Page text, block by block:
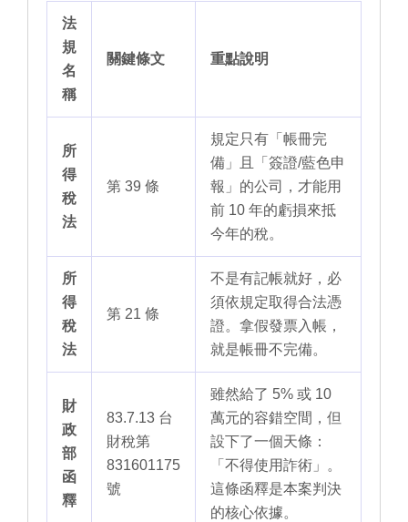
法
規
名
稱
關鍵條文 重點說明
所
得
稅
法
第 39 條
規定只有「帳冊完
備」且「簽證/藍色申
報」的公司，才能用
前 10 年的虧損來抵
今年的稅。
所
得
稅
法
第 21 條
不是有記帳就好，必
須依規定取得合法憑
證。拿假發票入帳，
就是帳冊不完備。
財
政
部
函
釋
83.7.13 台
財稅第
831601175
號
雖然給了 5% 或 10
萬元的容錯空間，但
設下了一個天條：
「不得使用詐術」。
這條函釋是本案判決
的核心依據。